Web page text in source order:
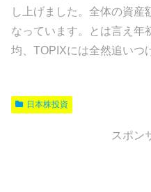
し上げました。全体の資産
なっています。とは言え年
均、TOPIXには全然追いつ
日本株投資
スポン